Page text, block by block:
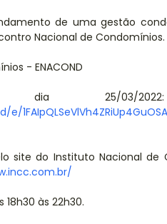
de uma gestão
Nacional de Condomínios.
- ENACOND
25/03/
site do Instituto Nacional de
às 22h30.